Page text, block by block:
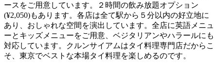
ースをご用意しています。２時間の飲み放題オプション
(¥2,050)もあります。各店は全て駅から５分以内の好立地に
あり、おしゃれな空間を演出しています。全店に英語メニュ
ーとキッズメニューをご用意、ベジタリアンやハラールにも
対応しています。クルンサイアムはタイ料理専門店だからこ
そ、東京でベストな本場タイ料理を楽しめるのです。